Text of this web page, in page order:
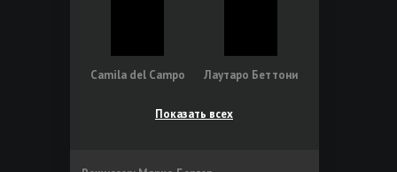
Camila del Campo Лаутаро Беттони
Показать всех